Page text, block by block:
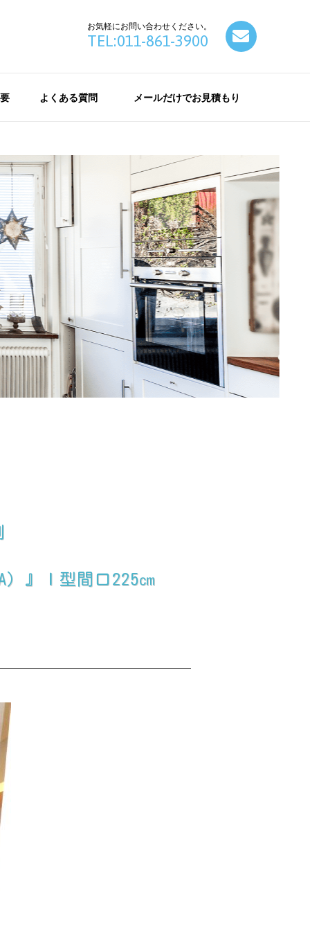
お気軽にお問い合わせください。
TEL:011-861-3900
よくある質問 メールだけでお見積もり
）』Ｉ型間口225㎝